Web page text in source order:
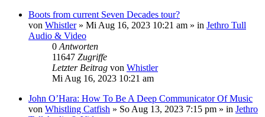
Boots from current Seven Decades tour?
von Whistler» Mi Aug 16, 2023 10:21 am » in Jethro Tull
Audio & Video
0 Antworten
11647 Zugriffe
Letzter Beitrag von Whistler
Mi Aug 16, 2023 10:21 am
John O’Hara: How To Be A Deep Communicator Of Music
von Whistling Catfish » So Aug 13, 2023 7:15 pm » in Jethro